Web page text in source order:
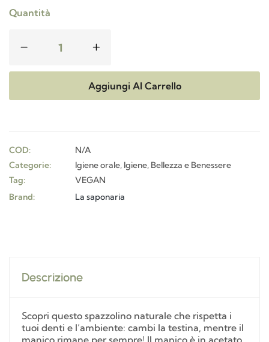
Quantità
Aggiungi Al Carrello
COD:
N/A
Categorie:
Igiene orale, Igiene, Bellezza e Benessere
Tag:
VEGAN
Brand:
La saponaria
Descrizione
Scopri questo spazzolino naturale che rispetta i
tuoi denti e l’ambiente: cambi la testina, mentre il
manico rimane per sempre! Il manico è in acetato